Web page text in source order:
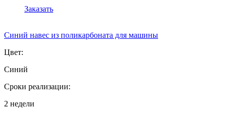
Заказать
Синий навес из поликарбоната для машины
Цвет:
Синий
Сроки реализации:
2 недели